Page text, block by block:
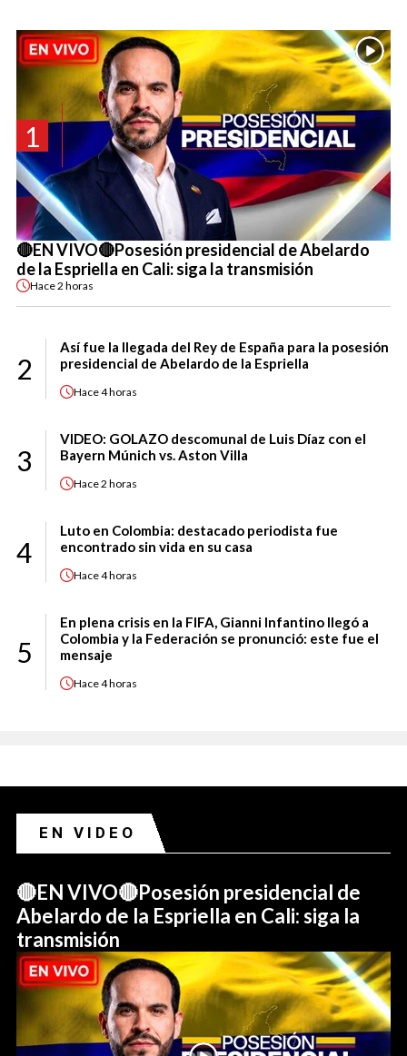
1
🔴EN VIVO🔴Posesión presidencial de Abelardo
de la Espriella en Cali: siga la transmisión
Hace2 horas
2
Así fue la llegada del Rey de España para la posesión
presidencial de Abelardo de la Espriella
Hace4 horas
3
VIDEO: GOLAZO descomunal de Luis Díaz con el
Bayern Múnich vs. Aston Villa
Hace2 horas
4
Luto en Colombia: destacado periodista fue
encontrado sin vida en su casa
Hace4 horas
5
En plena crisis en la FIFA, Gianni Infantino llegó a
Colombia y la Federación se pronunció: este fue el
mensaje
Hace4 horas
EN VIDEO
🔴EN VIVO🔴Posesión presidencial de
Abelardo de la Espriella en Cali: siga la
transmisión